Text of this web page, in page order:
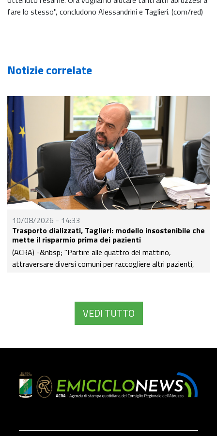
fare lo stesso", concludono Alessandrini e Taglieri. (com/red)
Notizie correlate
10/08/2026 - 14:33
Trasporto dializzati, Taglieri: modello insostenibile che
mette il risparmio prima dei pazienti
(ACRA) -&nbsp; "Partire alle quattro del mattino,
attraversare diversi comuni per raccogliere altri pazienti,
VEDI TUTTO